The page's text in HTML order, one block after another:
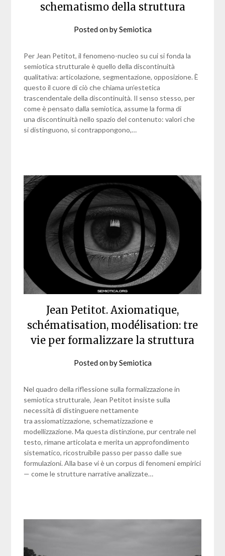
schematismo della struttura
Posted onbySemiotica
Per Jean Petitot, il fenomeno-nucleo su cui si fonda la
semiotica strutturale è quello della discontinuità
qualitativa: articolazione, segmentazione, opposizione. È
questo il cuore di ciò che chiama un’estetica
trascendentale della discontinuità. Il senso stesso, per
come è pensato dalla semiotica, assume la forma di
una discontinuità nello spazio del contenuto: valori che
si distinguono, si contrappongono,…
Jean Petitot. Axiomatique,
schématisation, modélisation: tre
vie per formalizzare la struttura
Posted onbySemiotica
Nel quadro della riflessione sulla formalizzazione in
semiotica strutturale, Jean Petitot insiste sulla
necessità di distinguere nettamente
tra assiomatizzazione, schematizzazione e
modellizzazione. Ma questa distinzione, pur centrale nel
testo, rimane articolata e merita un approfondimento
sistematico, ricostruibile passo per passo dalle sue
formulazioni. Alla base vi è un corpus di fenomeni empirici
— come le strutture narrative analizzate…